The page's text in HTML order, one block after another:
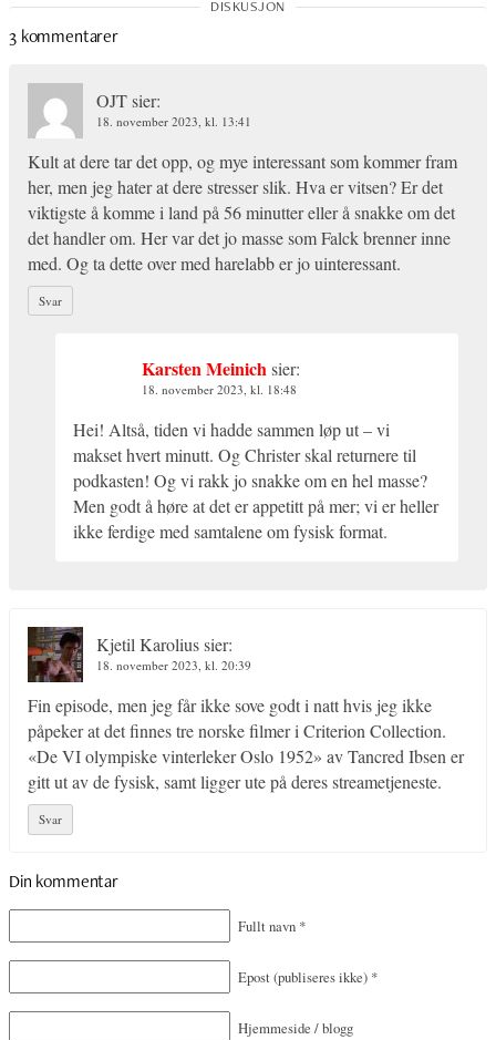
3 kommentarer
OJTsier:
18. november 2023, kl. 13:41
Kult at dere tar det opp, og mye interessant som kommer fram
her, men jeg hater at dere stresser slik. Hva er vitsen? Er det
viktigste å komme i land på 56 minutter eller å snakke om det
det handler om. Her var det jo masse som Falck brenner inne
med. Og ta dette over med harelabb er jo uinteressant.
Svar
Karsten Meinichsier:
18. november 2023, kl. 18:48
Hei! Altså, tiden vi hadde sammen løp ut – vi
makset hvert minutt. Og Christer skal returnere til
podkasten! Og vi rakk jo snakke om en hel masse?
Men godt å høre at det er appetitt på mer; vi er heller
ikke ferdige med samtalene om fysisk format.
Kjetil Karoliussier:
18. november 2023, kl. 20:39
Fin episode, men jeg får ikke sove godt i natt hvis jeg ikke
påpeker at det finnes tre norske filmer i Criterion Collection.
«De VI olympiske vinterleker Oslo 1952» av Tancred Ibsen er
gitt ut av de fysisk, samt ligger ute på deres streametjeneste.
Svar
Din kommentar
Fullt navn *
Epost(publiseres ikke) *
Hjemmeside / blogg